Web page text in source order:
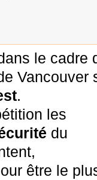
le cadre
Vancouver
.
les
du
être le